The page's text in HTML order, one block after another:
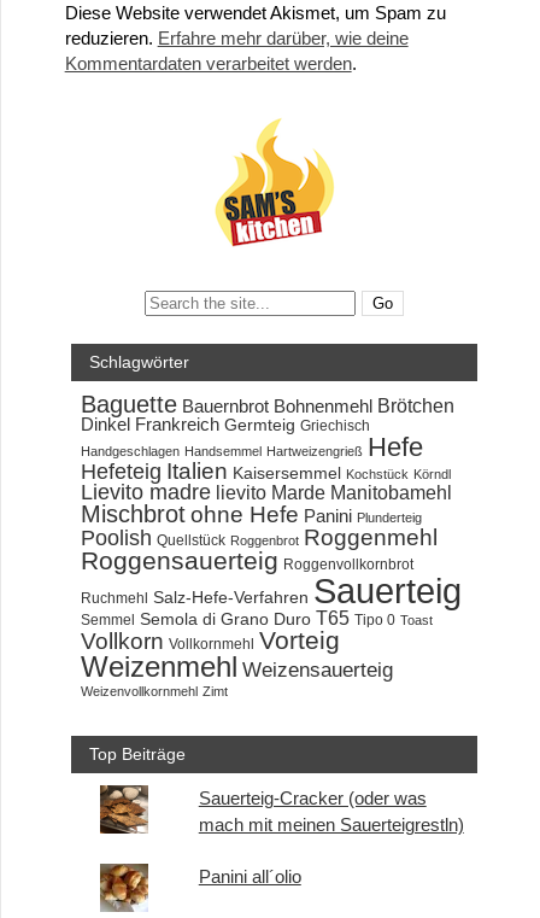
Diese Website verwendet Akismet, um Spam zu
reduzieren. Erfahre mehr darüber, wie deine
Kommentardaten verarbeitet werden.
Search:
Schlagwörter
Baguette Bauernbrot Bohnenmehl Brötchen
Dinkel Frankreich Germteig Griechisch
Handgeschlagen Handsemmel Hartweizengrieß Hefe
Hefeteig Italien Kaisersemmel Kochstück Körndl
Lievito madre lievito Marde Manitobamehl
Mischbrot ohne Hefe Panini Plunderteig
Poolish Quellstück Roggenbrot Roggenmehl
Roggensauerteig Roggenvollkornbrot
Ruchmehl Salz-Hefe-Verfahren Sauerteig
Semmel Semola di Grano Duro T65 Tipo 0 Toast
Vollkorn Vollkornmehl Vorteig
Weizenmehl Weizensauerteig
Weizenvollkornmehl Zimt
Top Beiträge
Sauerteig-Cracker (oder was
mach mit meinen Sauerteigrestln)
Panini all´olio